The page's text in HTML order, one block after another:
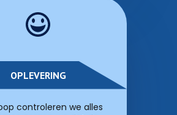
OPLEVERING
controleren we alles